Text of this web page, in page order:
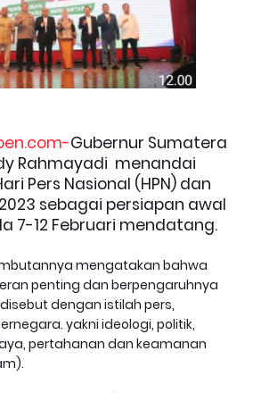
Gubernur Sumatera
Rahmayadi menandai
Pers Nasional (HPN) dan
2023 sebagai persiapan awal
7-12 Februari mendatang.
mengatakan bahwa
penting dan berpengaruhnya
dengan istilah pers,
yakni ideologi, politik,
pertahanan dan keamanan